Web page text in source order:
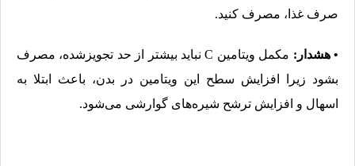
صرف غذا، مصرف کنید.
• هشدار:
مکمل ویتامین C نباید بیشتر از حد تجویزشده، مصرف
بشود زیرا افزایش سطح این ویتامین در بدن، باعث ابتلا به
اسهال و افزایش ترشح شیره‌های گوارشی می‌شود.